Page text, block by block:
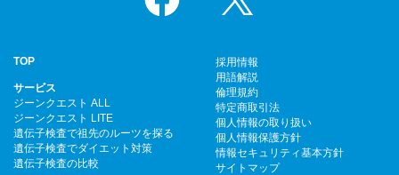
TOP
サービス
ジーンクエスト ALL
ジーンクエスト LITE
遺伝子検査で祖先のルーツを探る
遺伝子検査でダイエット対策
遺伝子検査の比較
採用情報
用語解説
倫理規約
特定商取引法
個人情報の取り扱い
個人情報保護方針
情報セキュリティ基本方針
サイトマップ